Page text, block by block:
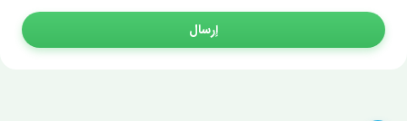
إرسال